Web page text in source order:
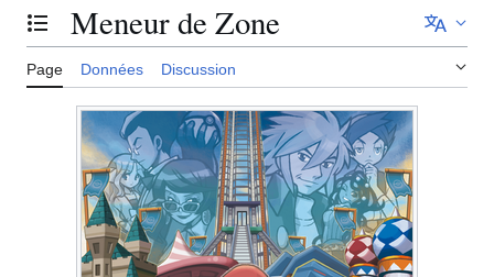
Basculer la table des matières
Meneur de Zone
Page Données Discussion